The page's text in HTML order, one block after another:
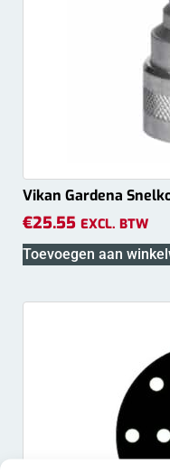
Vikan Gardena
€25.55 EXCL. BTW
Toevoegen aan